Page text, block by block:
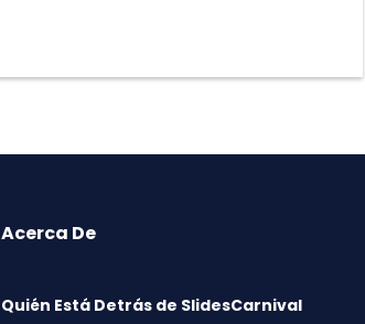
Acerca De
Quién Está Detrás de SlidesCarnival